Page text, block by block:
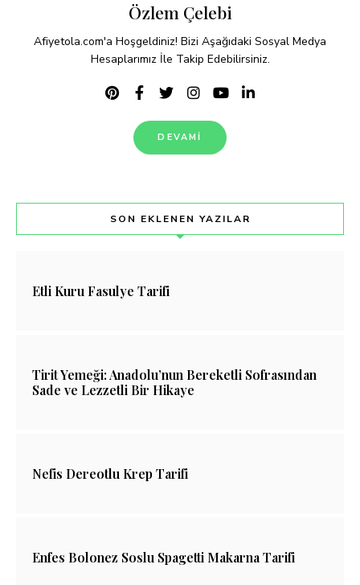
Özlem Çelebi
Afiyetola.com'a Hoşgeldiniz! Bizi Aşağıdaki Sosyal Medya
Hesaplarımız İle Takip Edebilirsiniz.
DEVAMI
SON EKLENEN YAZILAR
Etli Kuru Fasulye Tarifi
Tirit Yemeği: Anadolu’nun Bereketli Sofrasından
Sade ve Lezzetli Bir Hikaye
Nefis Dereotlu Krep Tarifi
Enfes Bolonez Soslu Spagetti Makarna Tarifi